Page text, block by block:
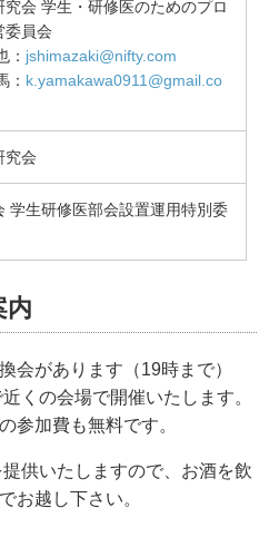
会 学生・研修医のためのプロ
委員会
： jshimazaki@nifty.com
： k.yamakawa0911@gmail.co
究会
学生研修医部会設置運用特別委
内
会があります（19時まで）
くの会場で開催いたします。
参加費も無料です。
供いたしますので、お酒を飲
お越し下さい。